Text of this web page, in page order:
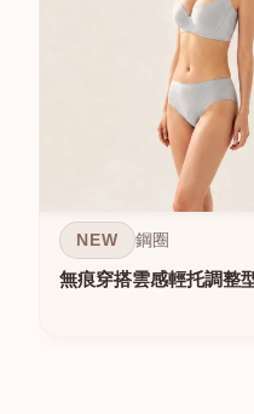
NEW 鋼圈
無痕穿搭雲感輕托調整